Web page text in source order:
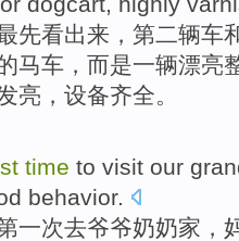
先看出来， 第二辆车
马车， 而是一辆漂亮
亮，设备齐全。
time to visit our
behavior.
一次去爷爷奶奶家，